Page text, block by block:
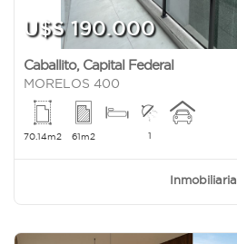
U$S 190.000
Caballito, Capital Federal
MORELOS 400
70.14m2 61m2 1
Inmobiliaria